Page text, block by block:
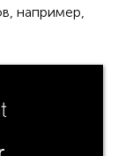
например,